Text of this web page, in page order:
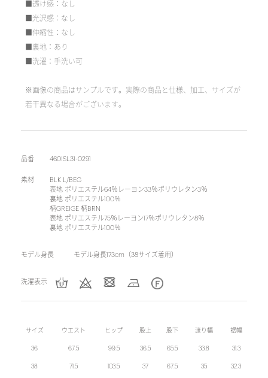
■透け感：なし
■光沢感：なし
■伸縮性：なし
■裏地：あり
■洗濯：手洗い可
※画像の商品はサンプルです。実際の商品と仕様、加工、サイズが
若干異なる場合がございます。
品番 460ISL31-0291
素材
BLK L/BEG
表地 ポリエステル64％レーヨン33％ポリウレタン3％
裏地 ポリエステル100％
柄GREIGE 柄BRN
表地 ポリエステル75％レーヨン17％ポリウレタン8％
裏地 ポリエステル100％
モデル身長 モデル身長173cm（38サイズ着用）
洗濯表示
サイズ ウエスト ヒップ 股上 股下 渡り幅 裾幅
36 67.5 99.5 36.5 65.5 33.8 31.3
38 71.5 103.5 37 67.5 35 32.3